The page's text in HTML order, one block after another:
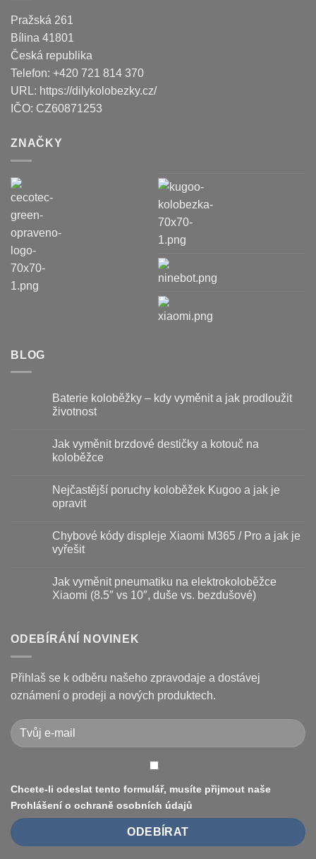
Pražská 261
Bílina 41801
Česká republika
Telefon: +420 721 814 370
URL: https://dilykolobezky.cz/
IČO: CZ60871253
ZNAČKY
BLOG
Baterie koloběžky – kdy vyměnit a jak prodloužit
životnost
textu
s
koloběžky
kdy
jak
prodloužit
životnost
Jak vyměnit brzdové destičky a kotouč na
koloběžce
u
s
vyměnit
brzdové
destičky
na
koloběžce
Nejčastější poruchy koloběžek Kugoo a jak je
opravit
u
textu
s
poruchy
koloběžek
Kugoo
opravit
Chybové kódy displeje Xiaomi M365 / Pro a jak je
vyřešit
textu
s
displeje
a
jak
je
Jak vyměnit pneumatiku na elektrokoloběžce
Xiaomi (8.5″ vs 10″, duše vs. bezdušové)
textu
vyměnit
pneumatiku
na
elektrokoloběžce
(8.5″
10″,
duše
ODEBÍRÁNÍ NOVINEK
Přihlaš se k odběru našeho zpravodaje a dostávej
oznámení o prodeji a nových produktech.
Chcete-li odeslat tento formulář, musíte přijmout naše
Prohlášení o ochraně osobních údajů